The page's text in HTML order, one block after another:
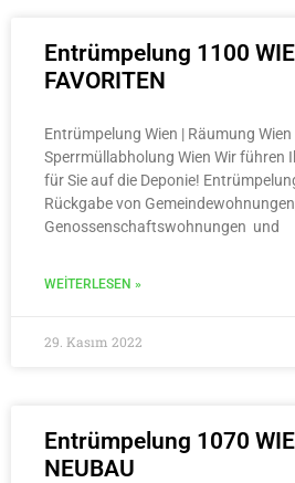
Entrümpelung 1100
FAVORITEN
Entrümpelung Wien | Räumung Wien
Sperrmüllabholung Wien Wir führen
für Sie auf die Deponie!
Rückgabe von
Genossenschaftswohnungen und
WEITERLESEN »
29. Kasım 2022
Entrümpelung 1070
NEUBAU